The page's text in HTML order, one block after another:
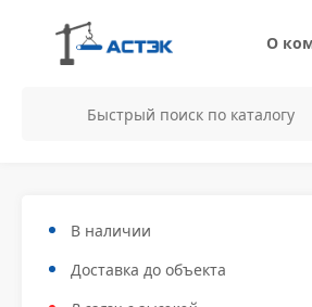
О
В наличии
Доставка до объекта